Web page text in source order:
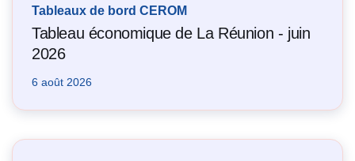
Tableaux de bord CEROM
Tableau économique de La Réunion - juin
2026
6 août 2026